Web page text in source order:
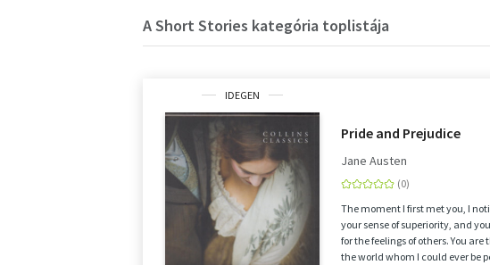
A Short Stories kategória toplistája
IDEGEN
Pride and Prejudice
Jane Austen
The moment I first met you, I
your sense of superiority, and
for the feelings of others. You
the world whom I could ever be